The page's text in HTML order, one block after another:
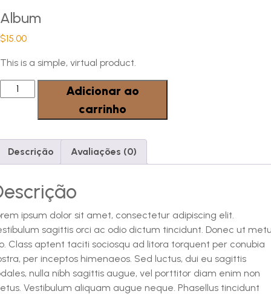
Album
$15.00
This is a simple, virtual product.
Album
quantidade
Adicionar ao
carrinho
Descrição Avaliações (0)
ipsum dolor sit amet, consectetur adipiscing elit.
sagittis orci ac odio dictum tincidunt. Donec ut
Class aptent taciti sociosqu ad litora torquent per conubia
per inceptos himenaeos. Sed luctus, dui eu sagittis
nulla nibh sagittis augue, vel porttitor diam enim non
Vestibulum aliquam augue neque. Phasellus tincidunt